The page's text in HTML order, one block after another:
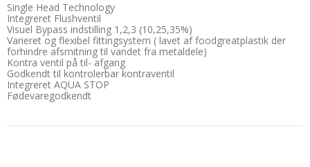
Single Head Technology
Integreret Flushventil
Visuel Bypass indstilling 1,2,3 (10,25,35%)
Varieret og flexibel fittingsystem ( lavet af foodgreatplastik der
forhindre afsmitning til vandet fra metaldele)
Kontra ventil på til- afgang
Godkendt til kontrolerbar kontraventil
Integreret AQUA STOP
Fødevaregodkendt